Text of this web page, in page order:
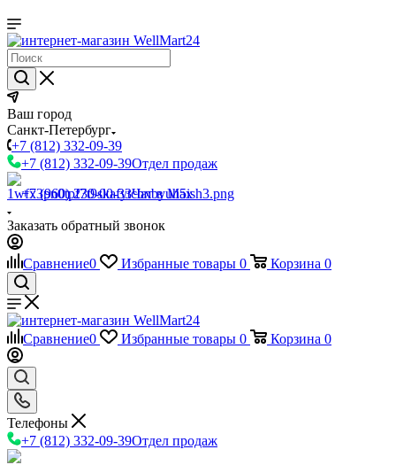
Ваш город
Санкт-Петербург
+7 (812) 332-09-39
+7 (812) 332-09-39Отдел продаж
+7 (960) 230-00-33Чат в Max
Заказать обратный звонок
Сравнение0 Избранные товары 0 Корзина 0
Сравнение0 Избранные товары 0 Корзина 0
Телефоны
+7 (812) 332-09-39Отдел продаж